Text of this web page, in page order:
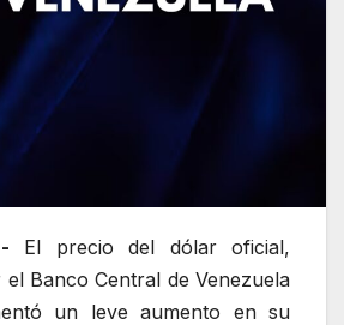
El precio del dólar oficial,
Banco Central de Venezuela
un leve aumento en su